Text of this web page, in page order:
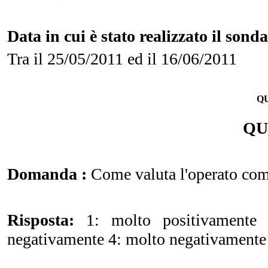
Data in cui è stato realizzato il
Tra il 25/05/2011 ed il 16/06/2011
Domanda : Come valuta l'operato
Risposta: 1: molto positivamente
negativamente 4: molto